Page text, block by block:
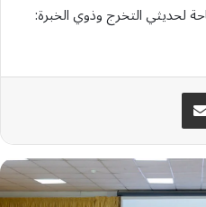
لحديثي التخرج وذوي الخبرة:
مشاركة عبر البريد